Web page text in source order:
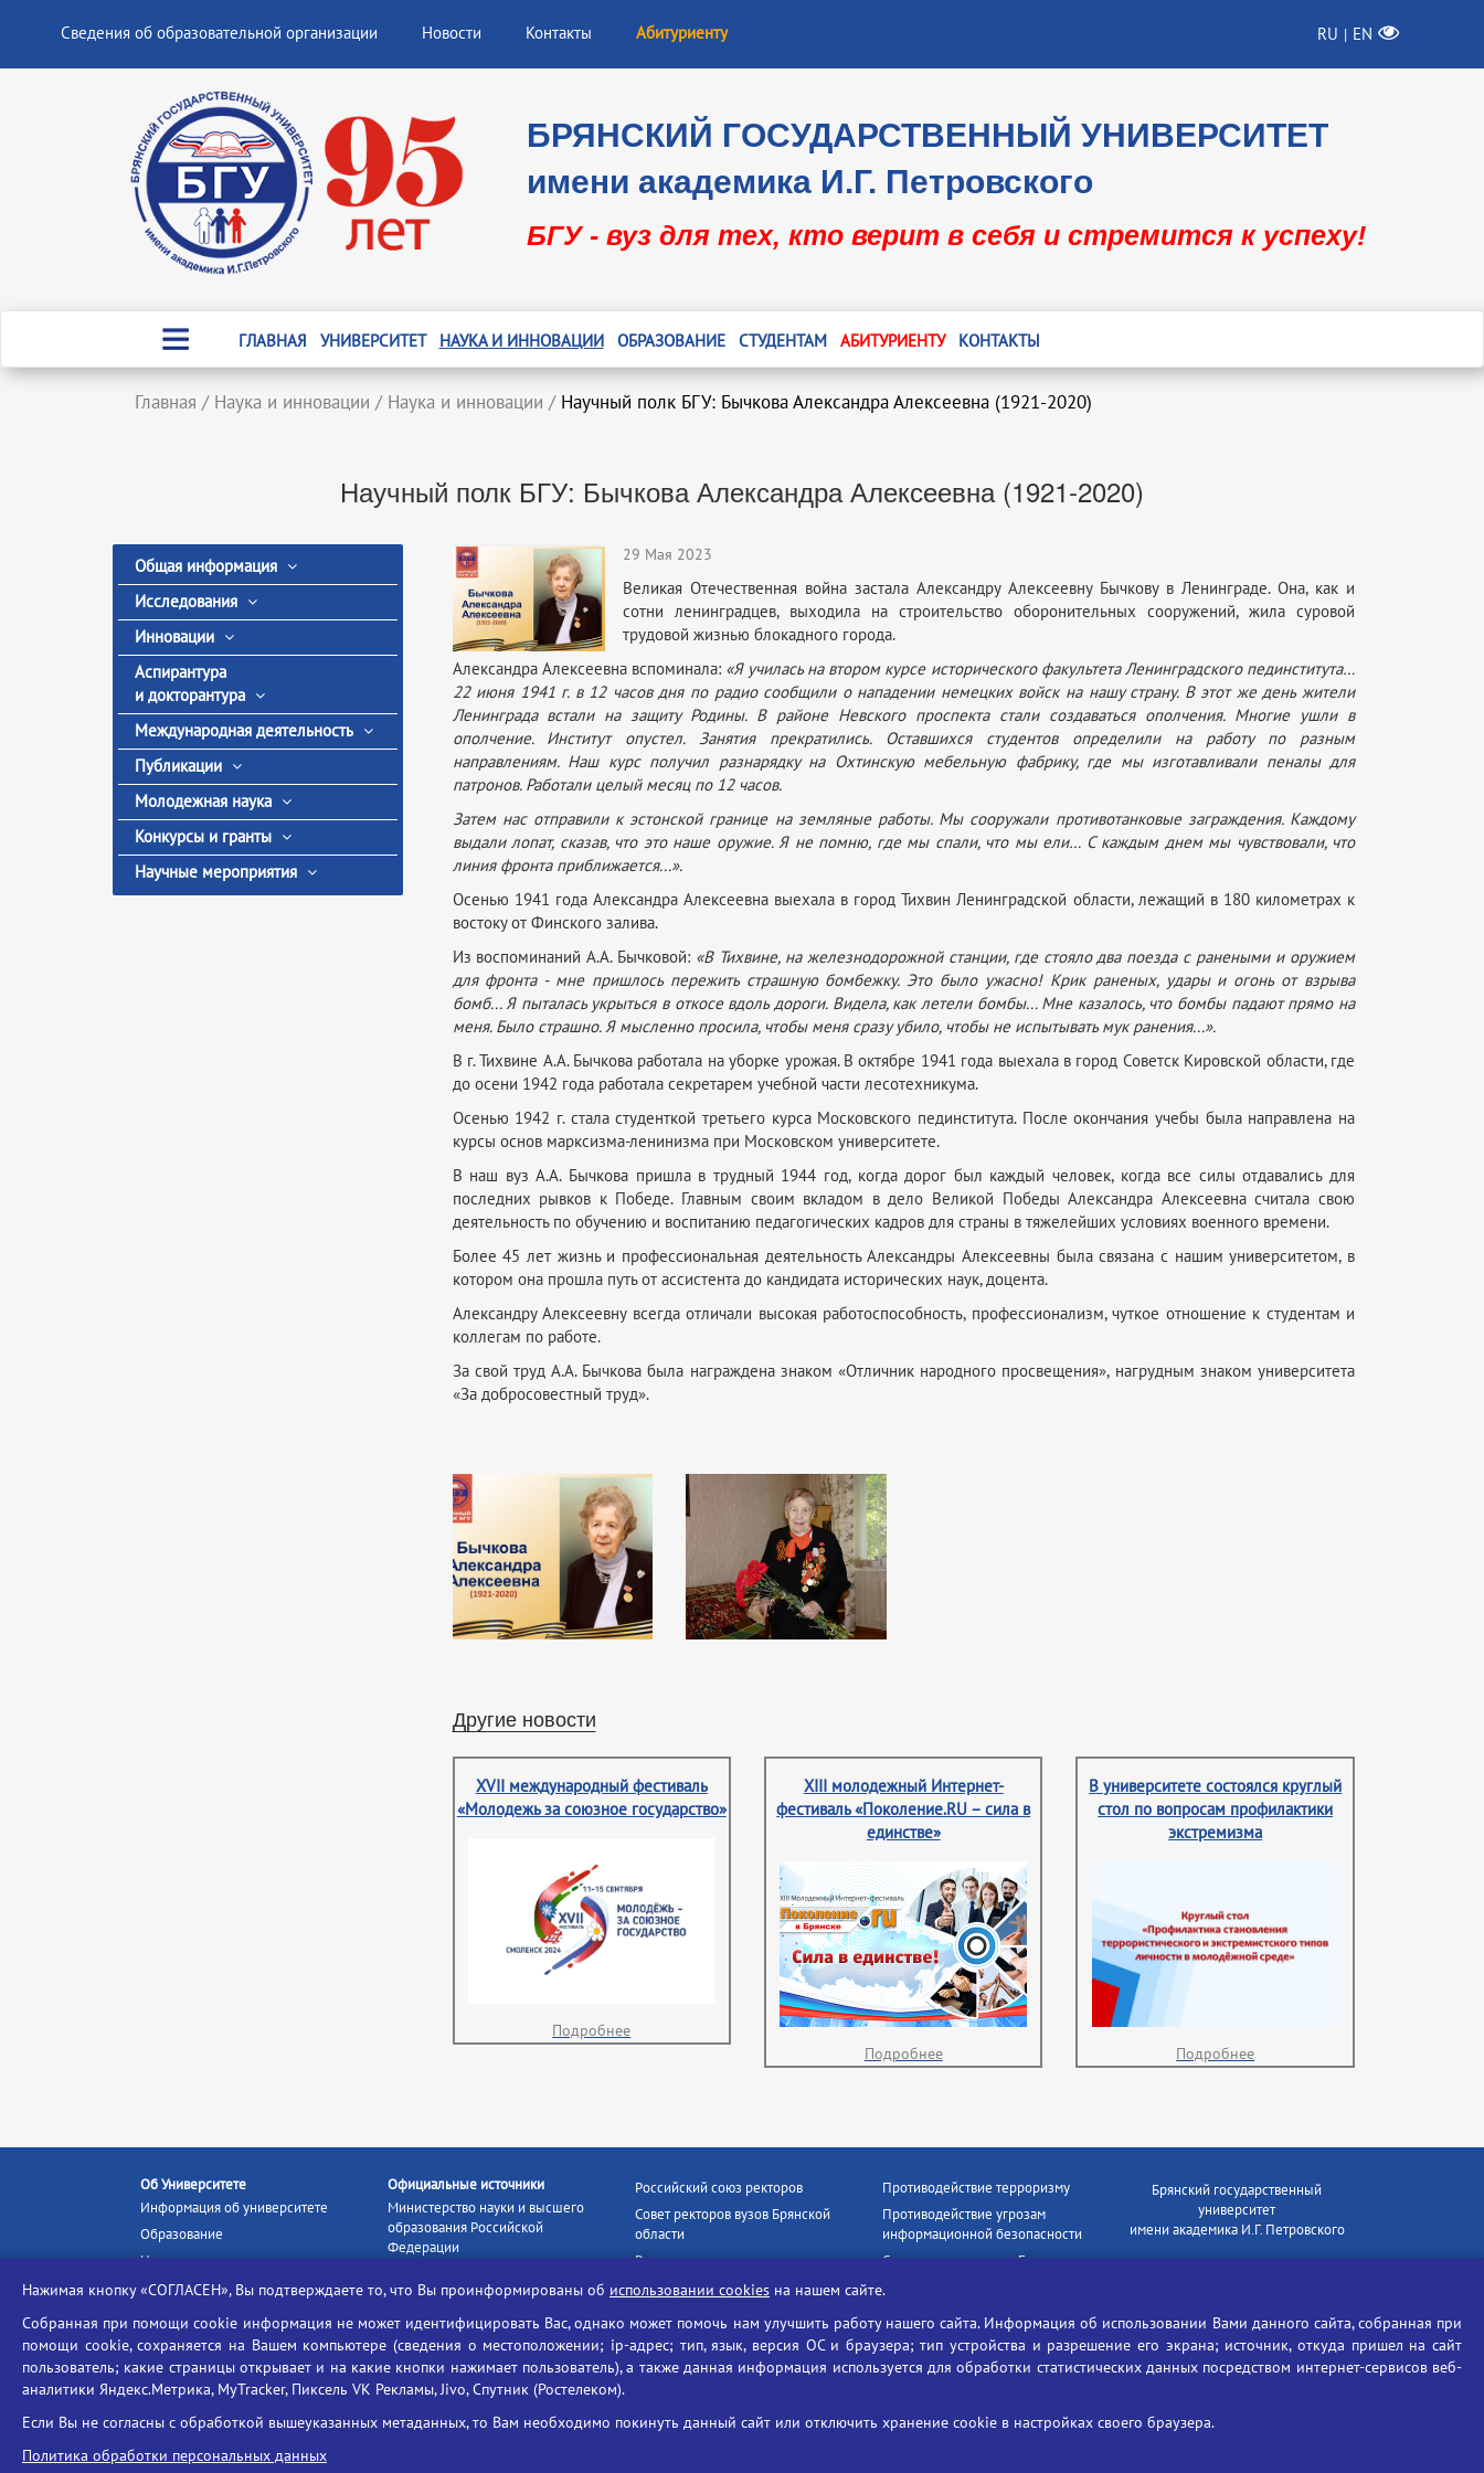
Сведения об образовательной организации Новости Контакты Абитуриенту RU | EN
БРЯНСКИЙ ГОСУДАРСТВЕННЫЙ УНИВЕРСИТЕТ
имени академика И.Г. Петровского
БГУ - вуз для тех, кто верит в себя и стремится к успеху!
ГЛАВНАЯ УНИВЕРСИТЕТ НАУКА И ИННОВАЦИИ ОБРАЗОВАНИЕ СТУДЕНТАМ АБИТУРИЕНТУ КОНТАКТЫ
Главная / Наука и инновации / Наука и инновации / Научный полк БГУ: Бычкова Александра Алексеевна (1921-2020)
Научный полк БГУ: Бычкова Александра Алексеевна (1921-2020)
Общая информация
Исследования
Инновации
Аспирантура
и докторантура
Международная деятельность
Публикации
Молодежная наука
Конкурсы и гранты
Научные мероприятия
29 Мая 2023
Великая Отечественная война застала Александру Алексеевну Бычкову в Ленинграде. Она, как и
сотни ленинградцев, выходила на строительство оборонительных сооружений, жила суровой
трудовой жизнью блокадного города.
Александра Алексеевна вспоминала: «Я училась на втором курсе исторического факультета Ленинградского пединститута…
22 июня 1941 г. в 12 часов дня по радио сообщили о нападении немецких войск на нашу страну. В этот же день жители
Ленинграда встали на защиту Родины. В районе Невского проспекта стали создаваться ополчения. Многие ушли в
ополчение. Институт опустел. Занятия прекратились. Оставшихся студентов определили на работу по разным
направлениям. Наш курс получил разнарядку на Охтинскую мебельную фабрику, где мы изготавливали пеналы для
патронов. Работали целый месяц по 12 часов.
Затем нас отправили к эстонской границе на земляные работы. Мы сооружали противотанковые заграждения. Каждому
выдали лопат, сказав, что это наше оружие. Я не помню, где мы спали, что мы ели… С каждым днем мы чувствовали, что
линия фронта приближается...».
Осенью 1941 года Александра Алексеевна выехала в город Тихвин Ленинградской области, лежащий в 180 километрах к
востоку от Финского залива.
Из воспоминаний А.А. Бычковой: «В Тихвине, на железнодорожной станции, где стояло два поезда с ранеными и оружием
для фронта - мне пришлось пережить страшную бомбежку. Это было ужасно! Крик раненых, удары и огонь от взрыва
бомб... Я пыталась укрыться в откосе вдоль дороги. Видела, как летели бомбы... Мне казалось, что бомбы падают прямо на
меня. Было страшно. Я мысленно просила, чтобы меня сразу убило, чтобы не испытывать мук ранения...».
В г. Тихвине А.А. Бычкова работала на уборке урожая. В октябре 1941 года выехала в город Советск Кировской области, где
до осени 1942 года работала секретарем учебной части лесотехникума.
Осенью 1942 г. стала студенткой третьего курса Московского пединститута. После окончания учебы была направлена на
курсы основ марксизма-ленинизма при Московском университете.
В наш вуз А.А. Бычкова пришла в трудный 1944 год, когда дорог был каждый человек, когда все силы отдавались для
последних рывков к Победе. Главным своим вкладом в дело Великой Победы Александра Алексеевна считала свою
деятельность по обучению и воспитанию педагогических кадров для страны в тяжелейших условиях военного времени.
Более 45 лет жизнь и профессиональная деятельность Александры Алексеевны была связана с нашим университетом, в
котором она прошла путь от ассистента до кандидата исторических наук, доцента.
Александру Алексеевну всегда отличали высокая работоспособность, профессионализм, чуткое отношение к студентам и
коллегам по работе.
За свой труд А.А. Бычкова была награждена знаком «Отличник народного просвещения», нагрудным знаком университета
«За добросовестный труд».
Другие новости
XVII международный фестиваль
«Молодежь за союзное государство»
Подробнее
XIII молодежный Интернет-
фестиваль «Поколение.RU – сила в
единстве»
Подробнее
В университете состоялся круглый
стол по вопросам профилактики
экстремизма
Подробнее
Об Университете
Информация об университете
Образование
Наука и инновации
Абитуриенту
Ассоциация выпускников
Центр тестирования
иностранных граждан
Конкурс на замещение
должностей научно-
педагогических работников
Официальные источники
Министерство науки и высшего
образования Российской
Федерации
Портал «Российское
образование»
Единое окно информационных
ресурсов
Единая коллекция цифровых
образовательных ресурсов
Российский союз ректоров
Совет ректоров вузов Брянской
области
Росстудцентр
Наши партнёры
Портал «Русский язык»
Учительская газета
Единый портал государственных
Противодействие терроризму
Противодействие угрозам
информационной безопасности
Социальные ролики - Генеральная
БГУ против наркотиков
Брянский государственный
университет
имени академика И.Г. Петровского
Телефон: +7(4832)58-90-85
Нажимая кнопку «СОГЛАСЕН», Вы подтверждаете то, что Вы проинформированы об использовании cookies на нашем сайте.
Собранная при помощи cookie информация не может идентифицировать Вас, однако может помочь нам улучшить работу нашего сайта. Информация об использовании Вами данного сайта, собранная при
помощи cookie, сохраняется на Вашем компьютере (сведения о местоположении; ip-адрес; тип, язык, версия ОС и браузера; тип устройства и разрешение его экрана; источник, откуда пришел на сайт
пользователь; какие страницы открывает и на какие кнопки нажимает пользователь), а также данная информация используется для обработки статистических данных посредством интернет-сервисов веб-
аналитики Яндекс.Метрика, MyTracker, Пиксель VK Рекламы, Jivo, Спутник (Ростелеком).
Если Вы не согласны с обработкой вышеуказанных метаданных, то Вам необходимо покинуть данный сайт или отключить хранение cookie в настройках своего браузера.
Политика обработки персональных данных